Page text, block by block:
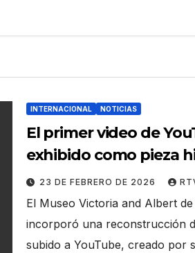
INTERNACIONAL NOTICIAS
El primer video de
exhibido como pieza
un museo
23 DE FEBRERO DE 2026
El Museo Victoria and Albert
incorporó una reconstrucción
subido a YouTube, creado por